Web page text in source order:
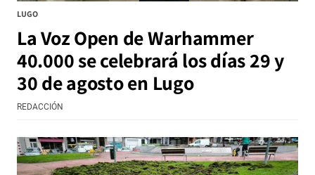
LUGO
La Voz Open de Warhammer
40.000 se celebrará los días 29 y
30 de agosto en Lugo
REDACCIÓN